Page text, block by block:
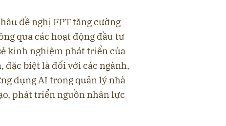
đề nghị FPT tăng cường
qua các hoạt động đầu tư
kinh nghiệm phát triển của
đặc biệt là đối với các ngành,
dụng AI trong quản lý nhà
phát triển nguồn nhân lực